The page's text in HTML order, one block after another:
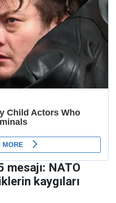
NATO
kaygıları